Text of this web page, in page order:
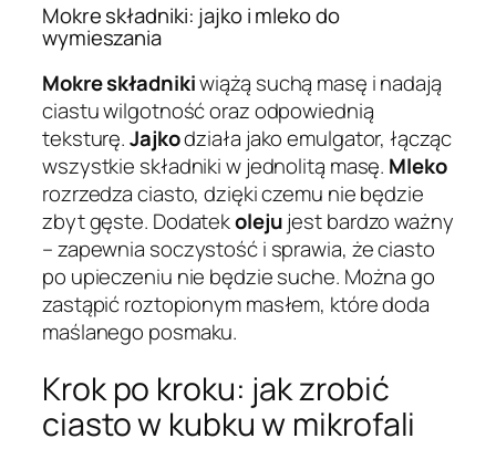
Mokre składniki: jajko i mleko do
wymieszania
Mokre składnikiwiążą suchą masę i nadają
ciastu wilgotność oraz odpowiednią
teksturę.Jajkodziała jako emulgator, łącząc
wszystkie składniki w jednolitą masę. Mleko
rozrzedza ciasto, dzięki czemu nie będzie
zbyt gęste. Dodatekolejujest bardzo ważny
– zapewnia soczystość i sprawia, że ciasto
po upieczeniu nie będzie suche. Można go
zastąpić roztopionym masłem, które doda
maślanego posmaku.
Krok po kroku: jak zrobić
ciasto w kubku w mikrofali